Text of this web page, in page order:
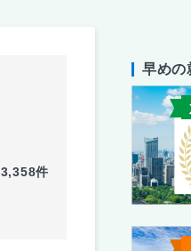
3,358件
早めの